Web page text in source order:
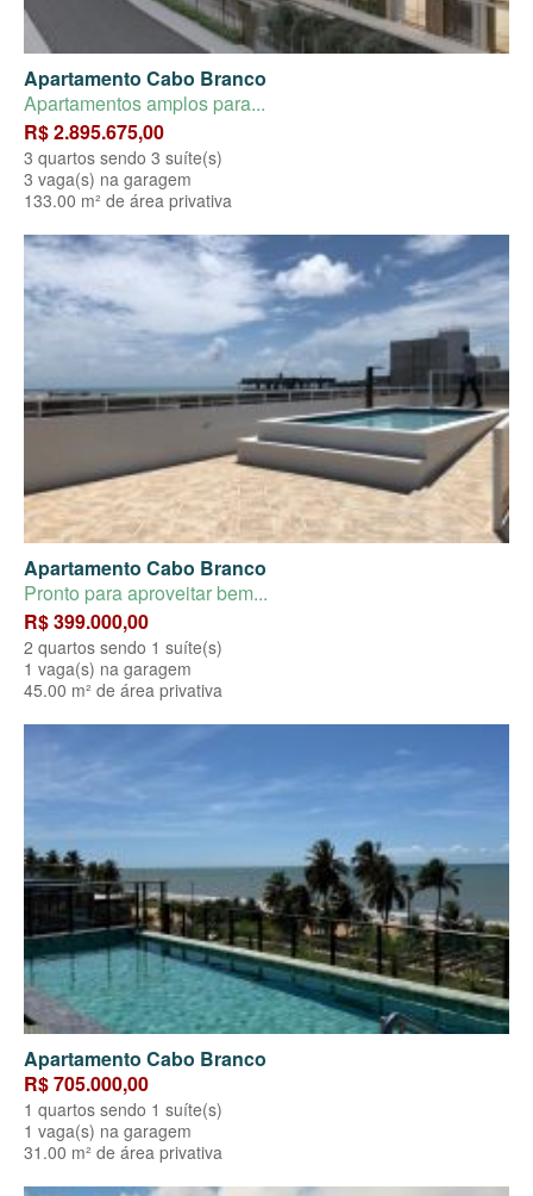
Apartamento Cabo Branco
Apartamentos amplos para...
R$ 2.895.675,00
3 quartos sendo 3 suíte(s)
3 vaga(s) na garagem
133.00 m² de área privativa
Apartamento Cabo Branco
Pronto para aproveitar bem...
R$ 399.000,00
2 quartos sendo 1 suíte(s)
1 vaga(s) na garagem
45.00 m² de área privativa
Apartamento Cabo Branco
R$ 705.000,00
1 quartos sendo 1 suíte(s)
1 vaga(s) na garagem
31.00 m² de área privativa